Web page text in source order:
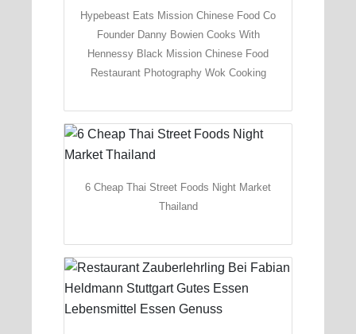
Hypebeast Eats Mission Chinese Food Co
Founder Danny Bowien Cooks With
Hennessy Black Mission Chinese Food
Restaurant Photography Wok Cooking
6 Cheap Thai Street Foods Night Market
Thailand